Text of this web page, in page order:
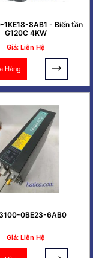
1KE18-8AB1 - Biến tần
G120C 4KW
Giá: Liên Hệ
Hàng
0BE23-6AB0
Giá: Liên Hệ